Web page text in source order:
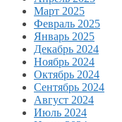
Март 2025
Февраль 2025
Январь 2025
Декабрь 2024
Ноябрь 2024
Октябрь 2024
Сентябрь 2024
Август 2024
Июль 2024